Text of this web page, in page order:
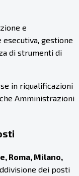
e
gestione
di strumenti di
in riqualificazioni
Amministrazioni
Roma, Milano,
dei posti